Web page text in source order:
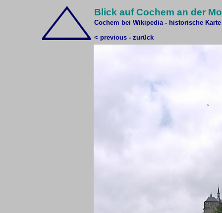
Blick auf Cochem an der
Cochem bei Wikipedia- historische Karte
< previous - zurück